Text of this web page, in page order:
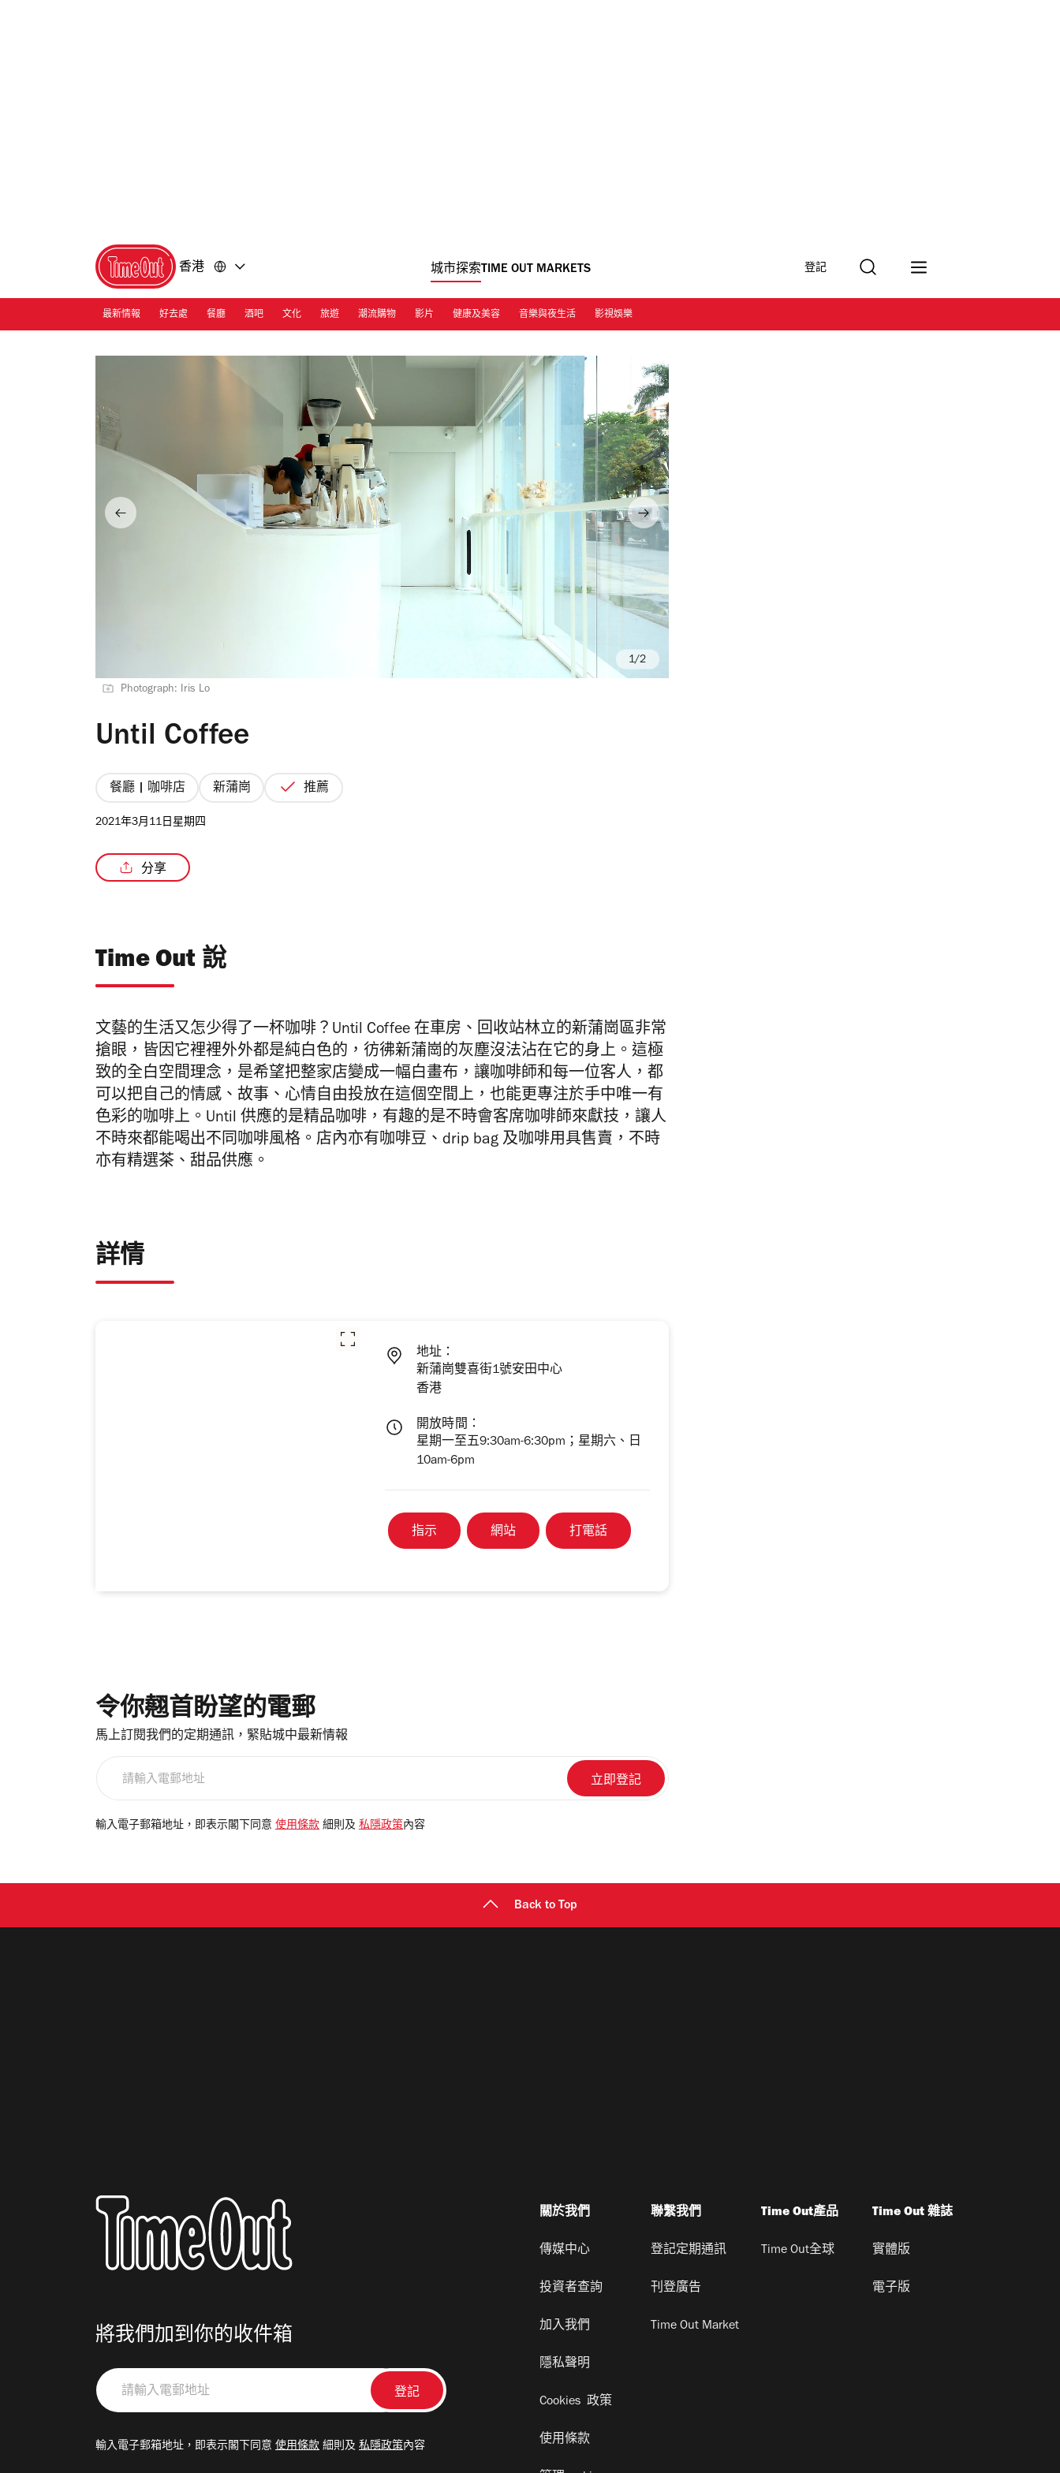
香港 城市探索TIME OUT MARKETS 登記
最新情報 好去處 餐廳 酒吧 文化 旅遊 潮流購物 影片 健康及美容 音樂與夜生活 影視娛樂
Photograph: Iris Lo
/2
Until Coffee
餐廳 | 咖啡店 新蒲崗 推薦
2021年3月11日星期四
分享
Time Out 說
文藝的生活又怎少得了一杯咖啡？ Until Coffee 在車房、回收站林立的新蒲崗區非常
搶眼，皆因它裡裡外外都是純白色的，彷彿新蒲崗的灰塵沒法沾在它的身上。這極
致的全白空間理念，是希望把整家店變成一幅白畫布，讓咖啡師和每一位客人，都
可以把自己的情感、故事、心情自由投放在這個空間上，也能更專注於手中唯一有
色彩的咖啡上。 Until 供應的是精品咖啡，有趣的是不時會客席咖啡師來獻技，讓人
不時來都能喝出不同咖啡風格。店內亦有咖啡豆、 drip bag 及咖啡用具售賣，不時
亦有精選茶、甜品供應。
詳情
地址：
新蒲崗雙喜街1號安田中心
香港
開放時間：
星期一至五9:30am-6:30pm；星期六、日
10am-6pm
指示 網站 打電話
令你翹首盼望的電郵
馬上訂閱我們的定期通訊，緊貼城中最新情報
電
輸入電子郵箱地址，即表示閣下同意 使用條款 細則及 私隱政策 內容
Back to Top
將我們加到你的收件箱
請
輸
郵
輸入電子郵箱地址，即表示閣下同意 使用條款 細則及 私隱政策內容
關於我們
傳媒中心
投資者查詢
加入我們
隱私聲明
Cookies 政策
使用條款
聯繫我們
登記定期通訊
刊登廣告
Time Out Market
Time Out產品
Time Out全球
Time Out 雜誌
實體版
電子版